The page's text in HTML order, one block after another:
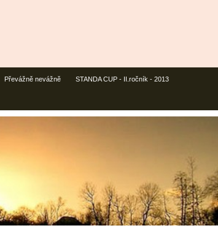
Převážně nevážně STANDA CUP - II.ročník - 2013